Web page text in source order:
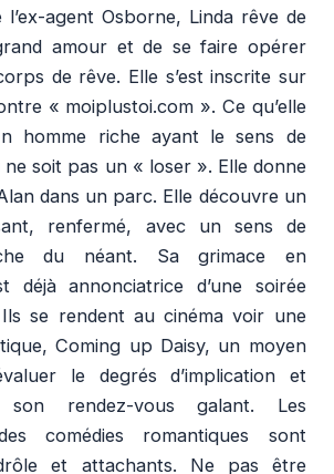
agent Osborne, Linda rêve de
amour et de se faire opérer
de rêve. Elle s’est inscrite sur
« moiplustoi.com ». Ce qu’elle
homme riche ayant le sens de
ne soit pas un « loser ». Elle donne
dans un parc. Elle découvre un
renfermé, avec un sens de
du néant. Sa grimace en
déjà annonciatrice d’une soirée
se rendent au cinéma voir une
Coming up Daisy, un moyen
le degrés d’implication et
son rendez-vous galant. Les
comédies romantiques sont
et attachants. Ne pas être